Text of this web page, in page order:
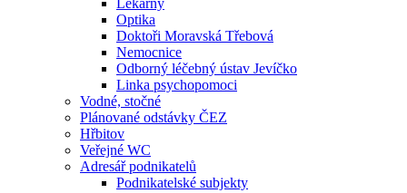
Lekárny
Optika
Doktoři Moravská Třebová
Nemocnice
Odborný léčebný ústav Jevíčko
Linka psychopomoci
Vodné, stočné
Plánované odstávky ČEZ
Hřbitov
Veřejné WC
Adresář podnikatelů
Podnikatelské subjekty